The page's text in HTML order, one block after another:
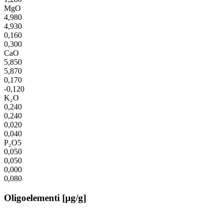
MgO
4,980
4,930
0,160
0,300
CaO
5,850
5,870
0,170
-0,120
K₂O
0,240
0,240
0,020
0,040
P₂O5
0,050
0,050
0,000
0,080
Oligoelementi [µg/g]